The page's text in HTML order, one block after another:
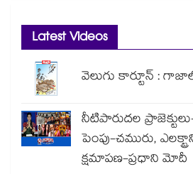
Latest Videos
వెలుగు కార్టూన్ :
నీటిపారుదల
పెంపు-చమురు,
క్షమాపణ-ప్రధాని మోదీ